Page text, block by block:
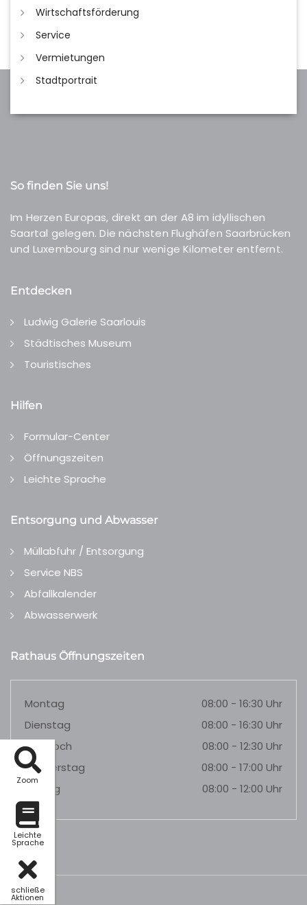
Zoom
Leichte
Sprache
schließe
Aktionen
Wirtschaftsförderung
Service
Vermietungen
Stadtportrait
So finden Sie uns!
Im Herzen Europas, direkt an der A8 im idyllischen
Saartal gelegen. Die nächsten Flughäfen Saarbrücken
und Luxembourg sind nur wenige Kilometer entfernt.
Entdecken
Ludwig Galerie Saarlouis
Städtisches Museum
Touristisches
Hilfen
Formular-Center
Öffnungszeiten
Leichte Sprache
Entsorgung und Abwasser
Müllabfuhr / Entsorgung
Service NBS
Abfallkalender
Abwasserwerk
Rathaus Öffnungszeiten
Montag
08:00 - 16:30 Uhr
Dienstag
08:00 - 16:30 Uhr
Mittwoch
08:00 - 12:30 Uhr
Donnerstag
08:00 - 17:00 Uhr
Freitag
08:00 - 12:00 Uhr